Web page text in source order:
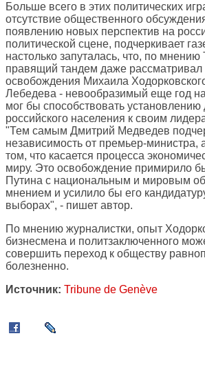
Больше всего в этих политических
отсутствие общественного
появлению новых перспектив на
политической сцене, подчеркивает
настолько запуталась, что, по
правящий тандем даже рассматривал
освобождения Михаила
Лебедева - невообразимый еще год
мог бы способствовать установлению
российского населения к своим
"Тем самым Дмитрий Медведев
независимость от премьер-министра,
том, что касается процесса
миру. Это освобождение примирило
Путина с национальным и мировым
мнением и усилило бы его
выборах", - пишет автор.
По мнению журналистки, опыт
бизнесмена и политзаключенного
совершить переход к обществу
болезненно.
Источник: Tribune de Genève